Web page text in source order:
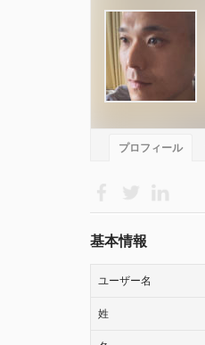
プロフィール
基本情報
ユーザー名
姓